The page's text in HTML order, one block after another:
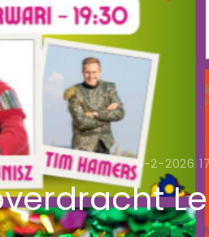
9-2-2026